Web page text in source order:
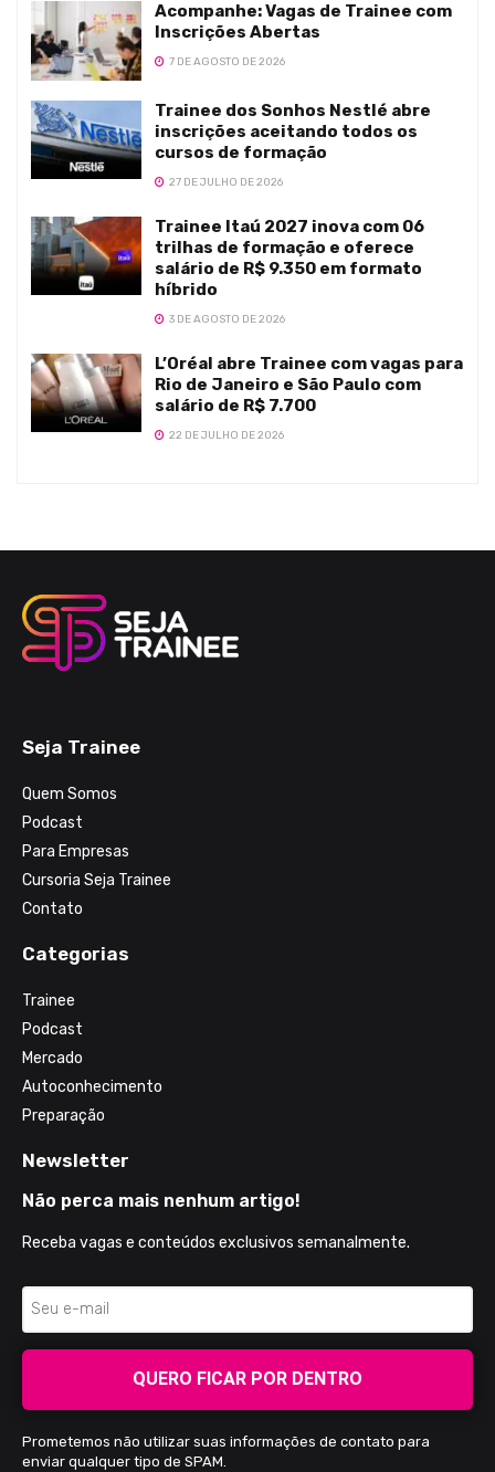
Acompanhe: Vagas de Trainee com
Inscrições Abertas
7 DE AGOSTO DE 2026
Trainee dos Sonhos Nestlé abre
inscrições aceitando todos os
cursos de formação
27 DE JULHO DE 2026
Trainee Itaú 2027 inova com 06
trilhas de formação e oferece
salário de R$ 9.350 em formato
híbrido
3 DE AGOSTO DE 2026
L’Oréal abre Trainee com vagas para
Rio de Janeiro e São Paulo com
salário de R$ 7.700
22 DE JULHO DE 2026
Seja Trainee
Quem Somos
Podcast
Para Empresas
Cursoria Seja Trainee
Contato
Categorias
Trainee
Podcast
Mercado
Autoconhecimento
Preparação
Newsletter
Não perca mais nenhum artigo!
Receba vagas e conteúdos exclusivos semanalmente.
QUERO FICAR POR DENTRO
Prometemos não utilizar suas informações de contato para
enviar qualquer tipo de SPAM.